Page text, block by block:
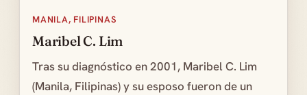
MANILA, FILIPINAS
Maribel C. Lim
Tras su diagnóstico en 2001, Maribel C. Lim
(Manila, Filipinas) y su esposo fueron de un